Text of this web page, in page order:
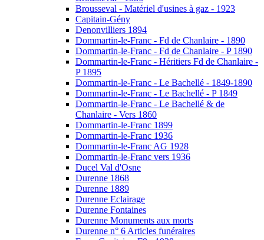
Brousseval - Matériel d'usines à gaz - 1923
Capitain-Gény
Denonvilliers 1894
Dommartin-le-Franc - Fd de Chanlaire - 1890
Dommartin-le-Franc - Fd de Chanlaire - P 1890
Dommartin-le-Franc - Héritiers Fd de Chanlaire -
P 1895
Dommartin-le-Franc - Le Bachellé - 1849-1890
Dommartin-le-Franc - Le Bachellé - P 1849
Dommartin-le-Franc - Le Bachellé & de
Chanlaire - Vers 1860
Dommartin-le-Franc 1899
Dommartin-le-Franc 1936
Dommartin-le-Franc AG 1928
Dommartin-le-Franc vers 1936
Ducel Val d'Osne
Durenne 1868
Durenne 1889
Durenne Eclairage
Durenne Fontaines
Durenne Monuments aux morts
Durenne n° 6 Articles funéraires